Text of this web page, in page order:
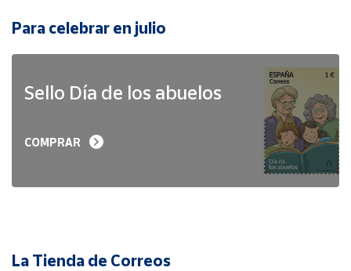
Para celebrar en julio
Sello Día de los abuelos
COMPRAR
La Tienda de Correos